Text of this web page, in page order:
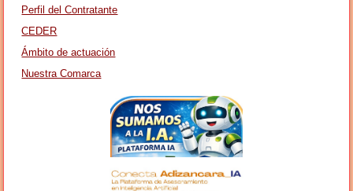
Perfil del Contratante
CEDER
Ámbito de actuación
Nuestra Comarca